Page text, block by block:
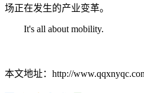
场正在发生的产业变革。
It's all about mobility.
本文地址：http://